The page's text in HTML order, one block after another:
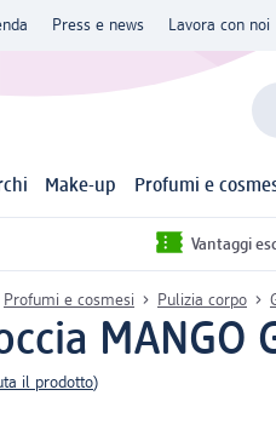
Press e news Lavora con noi
Make-up Profumi e
Vantaggi
Profumi e cosmesi Pulizia corpo
MANGO
il prodotto)